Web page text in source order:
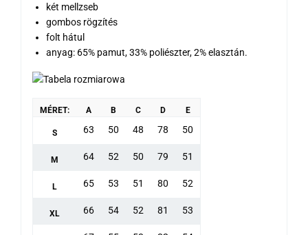
két mellzseb
gombos rögzítés
folt hátul
anyag: 65% pamut, 33% poliészter, 2% elasztán.
MÉRET: A B C D E
S 63 50 48 78 50
M 64 52 50 79 51
L 65 53 51 80 52
XL 66 54 52 81 53